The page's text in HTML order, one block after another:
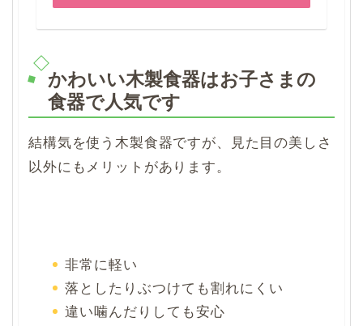
かわいい木製食器はお子さまの
食器で人気です
結構気を使う木製食器ですが、見た目の美しさ
以外にもメリットがあります。
非常に軽い
落としたりぶつけても割れにくい
違い噛んだりしても安心